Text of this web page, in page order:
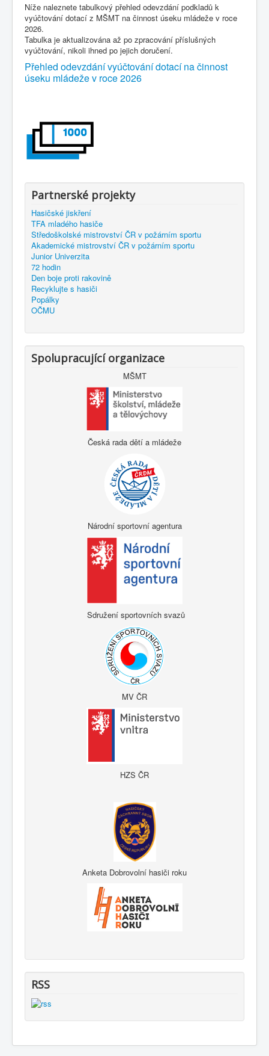
Níže naleznete tabulkový přehled odevzdání podkladů k
vyúčtování dotací z MŠMT na činnost úseku mládeže v roce
2026.
Tabulka je aktualizována až po zpracování příslušných
vyúčtování, nikoli ihned po jejich doručení.
Přehled odevzdání vyúčtování dotací na činnost
úseku mládeže v roce 2026
Partnerské projekty
Hasičské jiskření
TFA mladého hasiče
Středoškolské mistrovství ČR v požárním sportu
Akademické mistrovství ČR v požárním sportu
Junior Univerzita
72 hodin
Den boje proti rakovině
Recyklujte s hasiči
Popálky
OČMU
Spolupracující organizace
MŠMT
Česká rada dětí a mládeže
Národní sportovní agentura
Sdružení sportovních svazů
MV ČR
HZS ČR
Anketa Dobrovolní hasiči roku
RSS